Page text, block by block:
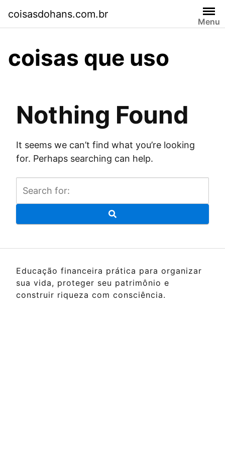
content
coisasdohans.com.br
Menu
coisas que uso
Nothing Found
It seems we can’t find what you’re looking
for. Perhaps searching can help.
Educação financeira prática para organizar
sua vida, proteger seu patrimônio e
construir riqueza com consciência.